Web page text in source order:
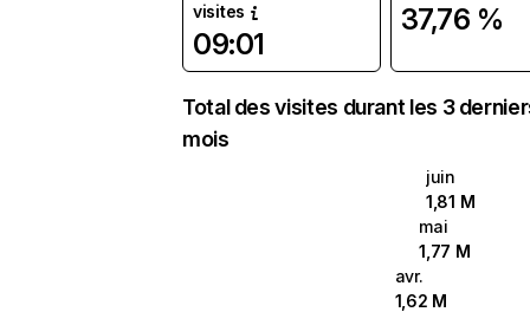
visites
09:01
37,76 %
Total des visites durant les 3
mois
juin
1,81 M
mai
1,77 M
avr.
1,62 M